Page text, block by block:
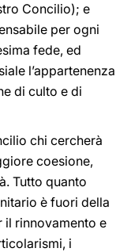
Concilio); e
per ogni
fede, ed
l’appartenenza
di culto e di
chi cercherà
coesione,
Tutto quanto
è fuori della
il rinnovamento e
i